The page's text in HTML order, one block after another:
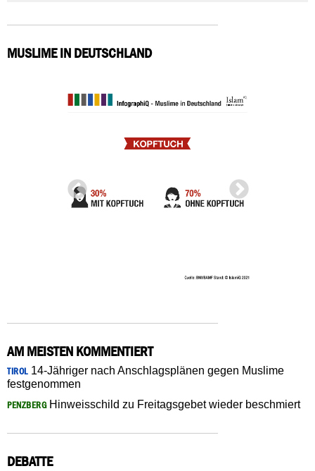
MUSLIME IN DEUTSCHLAND
AM MEISTEN KOMMENTIERT
TIROL14-Jähriger nach Anschlagsplänen gegen Muslime
festgenommen
PENZBERGHinweisschild zu Freitagsgebet wieder beschmiert
DEBATTE